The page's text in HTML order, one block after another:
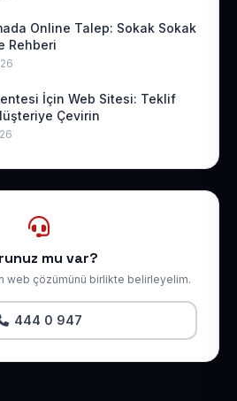
Online Talep: Sokak Sokak
Rehberi
İçin Web Sitesi: Teklif
Çevirin
mu var?
web çözümünü birlikte belirleyelim.
444 0 947